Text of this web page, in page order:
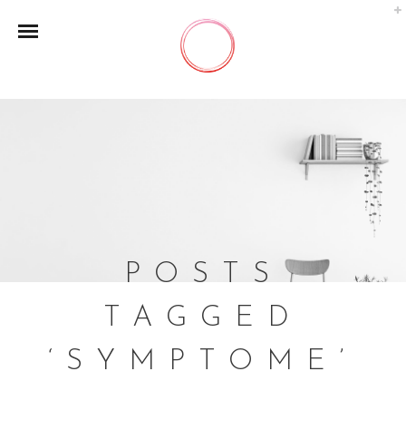
POSTS
TAGGED
‘SYMPTOME’